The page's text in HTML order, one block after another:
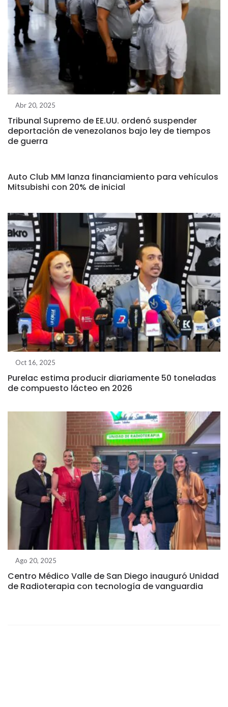
Abr 20, 2025
Tribunal Supremo de EE.UU. ordenó suspender
deportación de venezolanos bajo ley de tiempos
de guerra
Auto Club MM lanza financiamiento para vehículos
Mitsubishi con 20% de inicial
Oct 16, 2025
Purelac estima producir diariamente 50 toneladas
de compuesto lácteo en 2026
Ago 20, 2025
Centro Médico Valle de San Diego inauguró Unidad
de Radioterapia con tecnología de vanguardia